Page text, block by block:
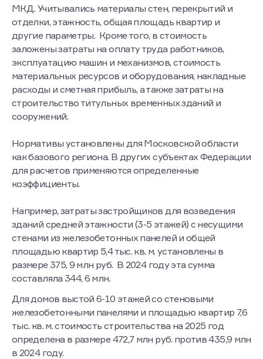
МКД. Учитывались материалы стен, перекрытий и
отделки, этажность, общая площадь квартир и
другие параметры. Кроме того, в стоимость
заложены затраты на оплату труда работников,
эксплуатацию машин и механизмов, стоимость
материальных ресурсов и оборудования, накладные
расходы и сметная прибыль, а также затраты на
строительство титульных временных зданий и
сооружений.
Нормативы установлены для Московской области
как базового региона. В других субъектах Федерации
для расчетов применяются определенные
коэффициенты.
Например, затраты застройщиков для возведения
зданий средней этажности (3-5 этажей) с несущими
стенами из железобетонных панелей и общей
площадью квартир 5,4 тыс. кв. м. установлены в
размере 375, 9 млн руб. В 2024 году эта сумма
составляла 344, 6 млн.
Для домов выстой 6-10 этажей со стеновыми
железобетонными панелями и площадью квартир 7,6
тыс. кв. м. стоимость строительства на 2025 год
определена в размере 472,7 млн руб. против 435,9 млн
в 2024 году.